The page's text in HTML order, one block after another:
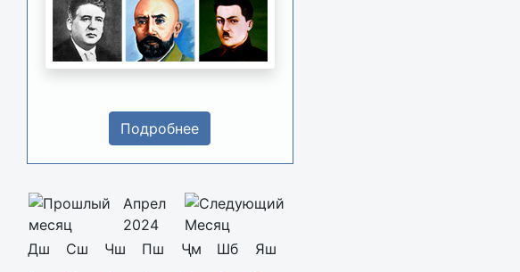
Подробнее
Апрел
2024
Дш
Сш Чш Пш Ҷм Шб
Яш